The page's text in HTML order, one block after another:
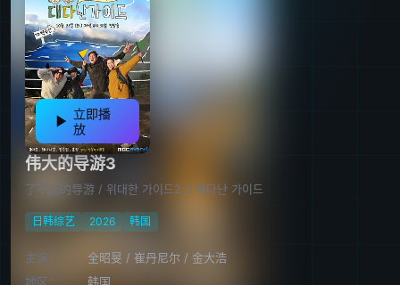
立即播
放
伟大的导游3
了不起的导游 / 위대한 가이드2.5 대다난 가이드
日韩综艺 2026 韩国
主演： 全昭旻 / 崔丹尼尔 / 金大浩
地区：
韩国